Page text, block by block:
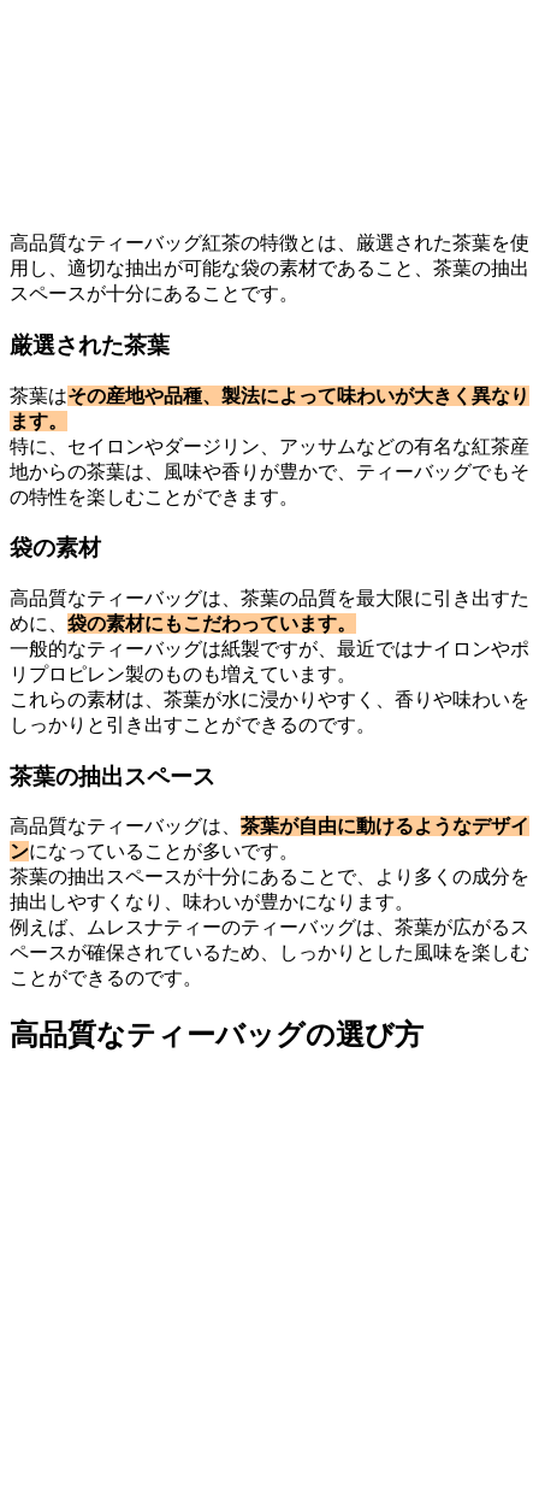
高品質なティーバッグ紅茶の特徴とは、厳選された茶葉を使
用し、適切な抽出が可能な袋の素材であること、茶葉の抽出
スペースが十分にあることです。
厳選された茶葉
茶葉はその産地や品種、製法によって味わいが大きく異なり
ます。
特に、セイロンやダージリン、アッサムなどの有名な紅茶産
地からの茶葉は、風味や香りが豊かで、ティーバッグでもそ
の特性を楽しむことができます。
袋の素材
高品質なティーバッグは、茶葉の品質を最大限に引き出すた
めに、 袋の素材にもこだわっています。
一般的なティーバッグは紙製ですが、最近ではナイロンやポ
リプロピレン製のものも増えています。
これらの素材は、茶葉が水に浸かりやすく、香りや味わいを
しっかりと引き出すことができるのです。
茶葉の抽出スペース
高品質なティーバッグは、 茶葉が自由に動けるようなデザイ
ンになっていることが多いです。
茶葉の抽出スペースが十分にあることで、より多くの成分を
抽出しやすくなり、味わいが豊かになります。
例えば、ムレスナティーのティーバッグは、茶葉が広がるス
ペースが確保されているため、しっかりとした風味を楽しむ
ことができるのです。
高品質なティーバッグの選び方